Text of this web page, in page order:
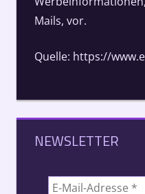
Mails, vor.
Quelle: https://
NEWSLETTER